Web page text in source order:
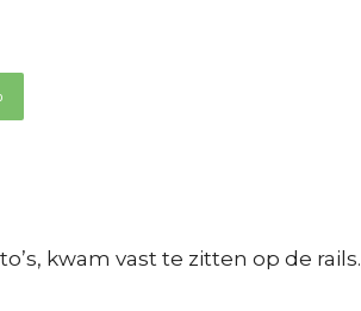
kwam vast te zitten op de rails.